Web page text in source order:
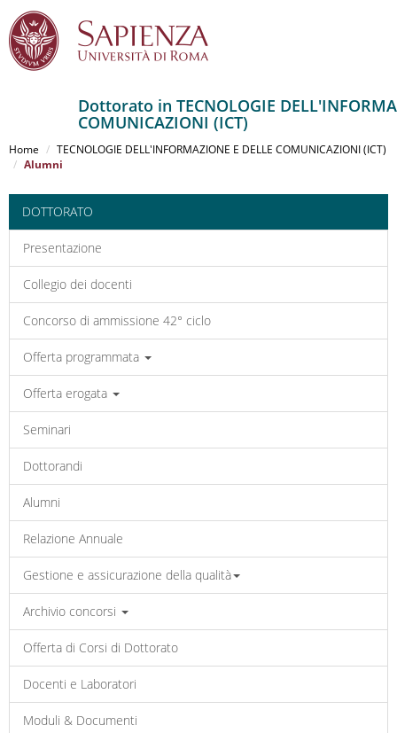
al
contenuto
Dottorato in TECNOLOGIE
COMUNICAZIONI (ICT)
Home
TECNOLOGIE DELL'INFORMAZIONE E DELLE COMUNICAZIONI (ICT)
Alumni
DOTTORATO
Presentazione
Collegio dei docenti
Concorso di ammissione 42° ciclo
Offerta programmata
Offerta erogata
Seminari
Dottorandi
Alumni
Relazione Annuale
Gestione e assicurazione della qualità
Archivio concorsi
Offerta di Corsi di Dottorato
Docenti e Laboratori
Moduli & Documenti